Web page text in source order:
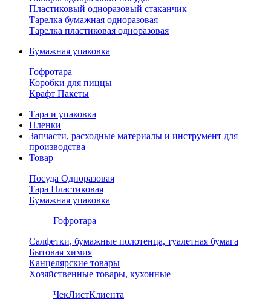
Пластиковый одноразовый стаканчик
Тарелка бумажная одноразовая
Тарелка пластиковая одноразовая
Бумажная упаковка
Гофротара
Коробки для пиццы
Крафт Пакеты
Тара и упаковка
Пленки
Запчасти, расходные материалы и инструмент для
производства
Товар
Посуда Одноразовая
Тара Пластиковая
Бумажная упаковка
Гофротара
Салфетки, бумажные полотенца, туалетная бумага
Бытовая химия
Канцелярские товары
Хозяйственные товары, кухонные
ЧекЛистКлиента